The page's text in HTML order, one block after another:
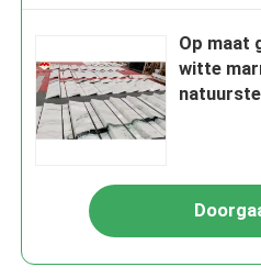
Op maat
witte